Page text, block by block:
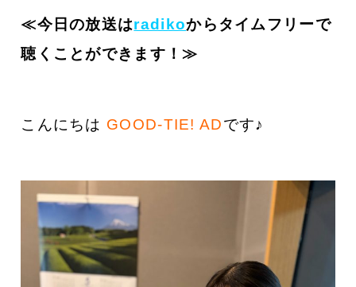
≪今日の放送はradikoから タイムフ リーで
聴くことができます！≫
こんにちは GOOD-TIE! ADです♪